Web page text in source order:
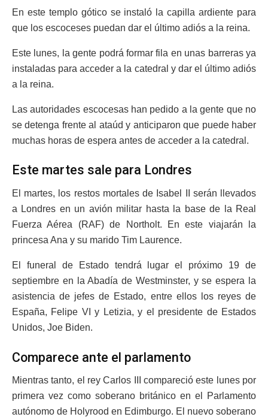
En este templo gótico se instaló la capilla ardiente para
que los escoceses puedan dar el último adiós a la reina.
Este lunes, la gente podrá formar fila en unas barreras ya
instaladas para acceder a la catedral y dar el último adiós
a la reina.
Las autoridades escocesas han pedido a la gente que no
se detenga frente al ataúd y anticiparon que puede haber
muchas horas de espera antes de acceder a la catedral.
Este martes sale para Londres
El martes, los restos mortales de Isabel II serán llevados
a Londres en un avión militar hasta la base de la Real
Fuerza Aérea (RAF) de Northolt. En este viajarán la
princesa Ana y su marido Tim Laurence.
El funeral de Estado tendrá lugar el próximo 19 de
septiembre en la Abadía de Westminster, y se espera la
asistencia de jefes de Estado, entre ellos los reyes de
España, Felipe VI y Letizia, y el presidente de Estados
Unidos, Joe Biden.
Comparece ante el parlamento
Mientras tanto, el rey Carlos III compareció este lunes por
primera vez como soberano británico en el Parlamento
autónomo de Holyrood en Edimburgo. El nuevo soberano